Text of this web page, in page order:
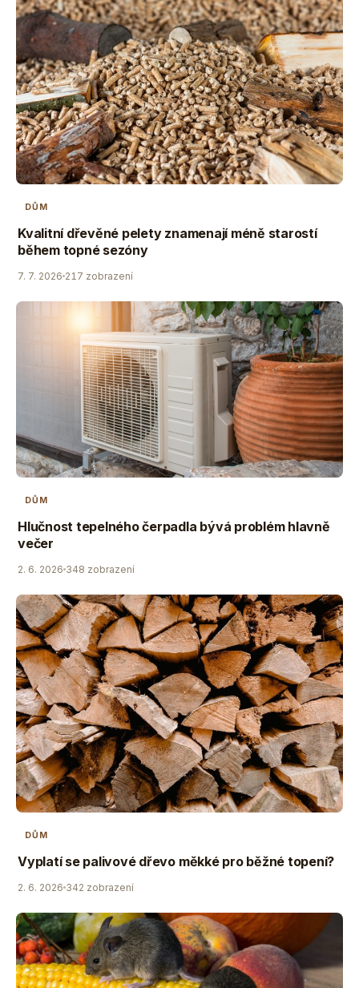
DŮM
Kvalitní dřevěné pelety znamenají méně starostí
během topné sezóny
7. 7. 2026 217 zobrazení
DŮM
Hlučnost tepelného čerpadla bývá problém hlavně
večer
2. 6. 2026 348 zobrazení
DŮM
Vyplatí se palivové dřevo měkké pro běžné topení?
2. 6. 2026 342 zobrazení